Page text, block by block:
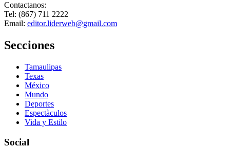
Contactanos:
Tel: (867) 711 2222
Email: editor.liderweb@gmail.com
Secciones
Tamaulipas
Texas
México
Mundo
Deportes
Espectàculos
Vida y Estilo
Social